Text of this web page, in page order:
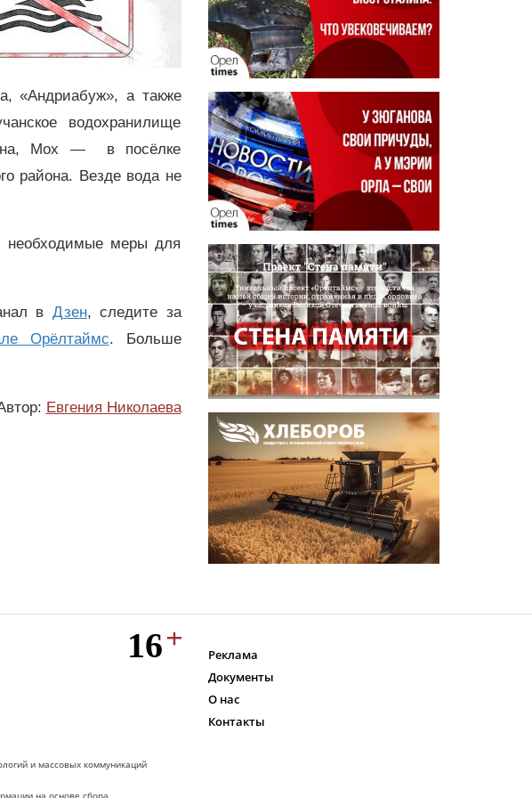
«Андриабуж», а также
водохранилище
Мох — в посёлке
района. Везде вода не
необходимые меры для
в Дзен, следите за
Орёлтаймс. Больше
Евгения Николаева
и массовых коммуникаций
Реклама
Документы
О нас
Контакты